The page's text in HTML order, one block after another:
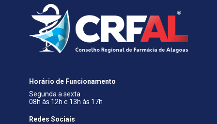
Horário de Funcionamento
Segunda a sexta
08h às 12h e 13h às 17h
Redes Sociais​